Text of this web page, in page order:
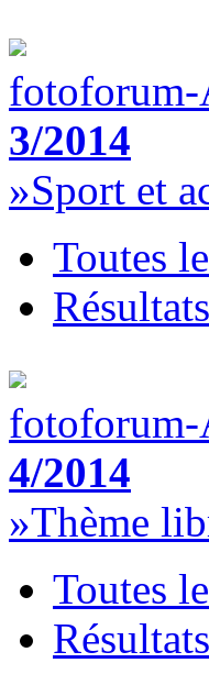
fotoforum-
3/2014
»Sport et
Toutes
Résultats
fotoforum-
4/2014
»Thème
Toutes
Résultats